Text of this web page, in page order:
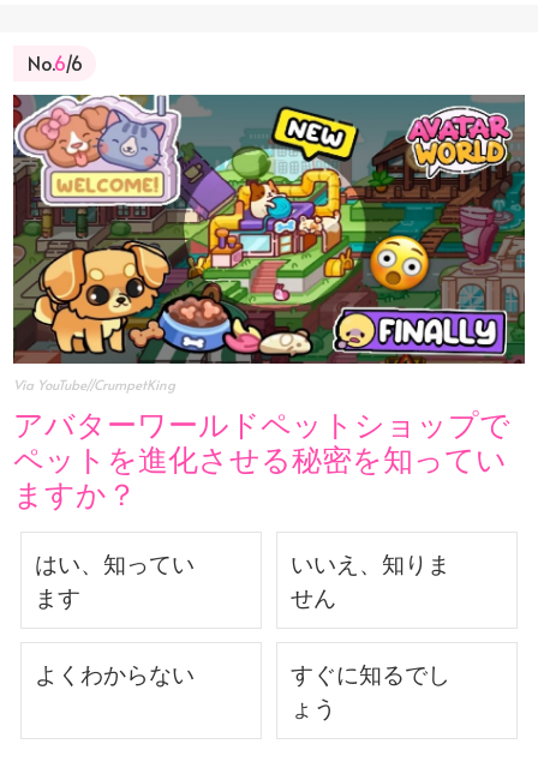
No.6/6
Via YouTube//CrumpetKing
アバターワールドペットショップで
ペットを進化させる秘密を知ってい
ますか？
はい、知ってい
ます
いいえ、知りま
せん
よくわからない
すぐに知るでし
ょう